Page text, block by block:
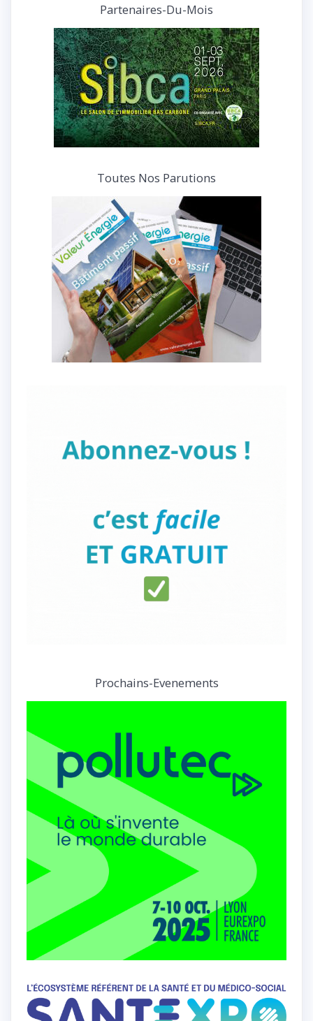
interviews
Partenaires-Du-Mois
Toutes Nos Parutions
Prochains-Evenements